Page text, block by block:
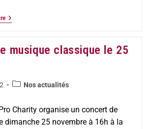
musique classique le 25
Nos actualités
Charity organise un concert de
dimanche 25 novembre à 16h à la